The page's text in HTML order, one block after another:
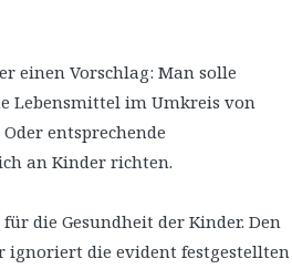
einen Vorschlag: Man solle
Lebensmittel im Umkreis von
entsprechende
an Kinder richten.
die Gesundheit der Kinder. Den
ignoriert die evident festgestellten